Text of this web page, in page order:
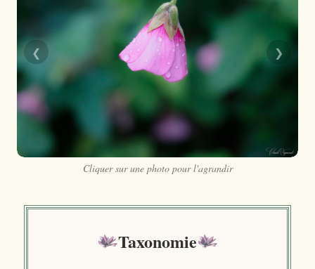
❮ ❯
Cliquer sur une photo pour l'agrandir
Taxonomie